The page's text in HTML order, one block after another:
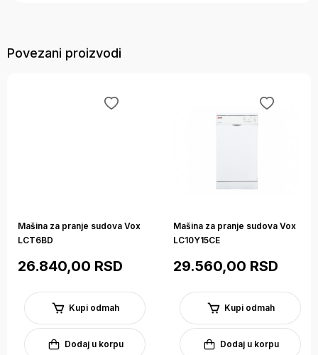
Sve dodatne informacije vezane za prodaju možete dobiti
Opis Specifikacije Deklaracija
Boja
Tip Tehnički podaci
Povezani proizvodi
Mašina za pranje sudova Vox
LCT6BD
26.840,00 RSD
Kupi odmah
Dodaj u korpu
Mašina za pranje sudova Vox
LC10Y15CE
29.560,00 RSD
Kupi odmah
Dodaj u korpu